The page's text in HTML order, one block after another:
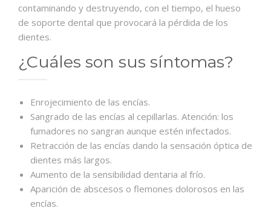
contaminando y destruyendo, con el tiempo, el hueso
de soporte dental que provocará la pérdida de los
dientes.
¿Cuáles son sus síntomas?
Enrojecimiento de las encías.
Sangrado de las encías al cepillarlas. Atención: los
fumadores no sangran aunque estén infectados.
Retracción de las encías dando la sensación óptica de
dientes más largos.
Aumento de la sensibilidad dentaria al frío.
Aparición de abscesos o flemones dolorosos en las
encías.